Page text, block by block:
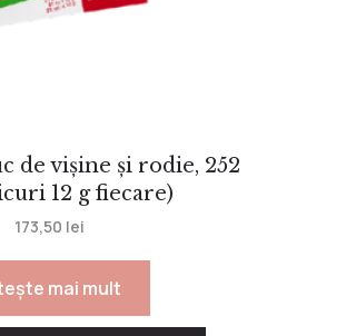
de vișine și rodie, 252
12 g fiecare)
173,50 lei
mai mult